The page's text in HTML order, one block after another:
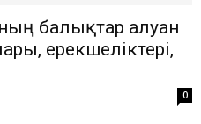
балықтар алуан
ерекшеліктері,
0